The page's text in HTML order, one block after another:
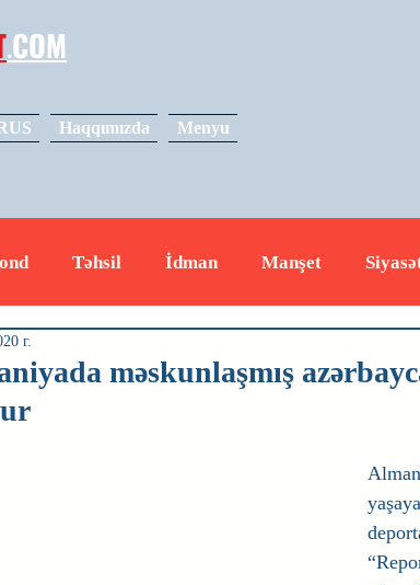
.COM
Haqqımızda Menyu
Təhsil İdman Manşet
məskunlaşmış
г.